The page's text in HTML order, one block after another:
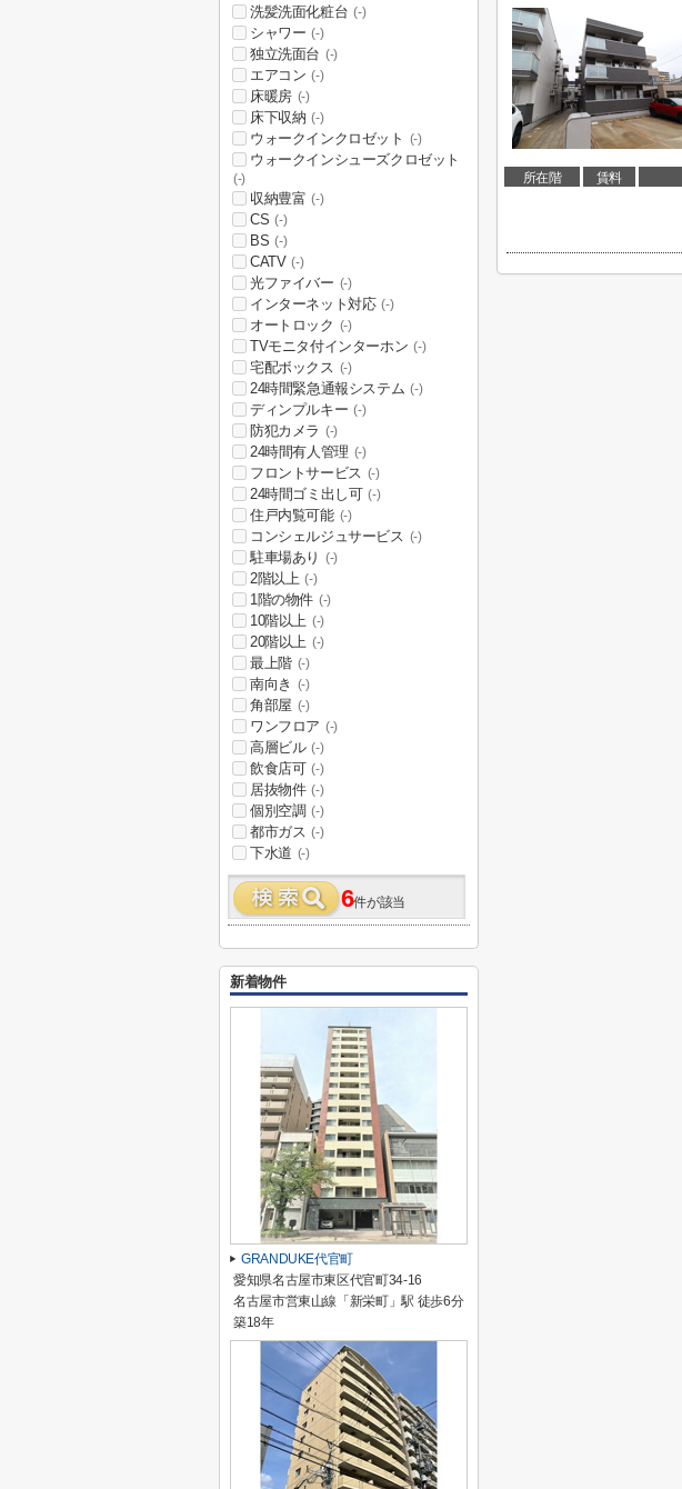
所在階 賃料
洗髪洗面化粧台 (-)
シャワー (-)
独立洗面台 (-)
エアコン (-)
床暖房 (-)
床下収納 (-)
ウォークインクロゼット (-)
ウォークインシューズクロゼット
(-)
収納豊富 (-)
CS (-)
BS (-)
CATV (-)
光ファイバー (-)
インターネット対応 (-)
オートロック (-)
TVモニタ付インターホン (-)
宅配ボックス (-)
24時間緊急通報システム (-)
ディンプルキー (-)
防犯カメラ (-)
24時間有人管理 (-)
フロントサービス (-)
24時間ゴミ出し可 (-)
住戸内覧可能 (-)
コンシェルジュサービス (-)
駐車場あり (-)
2階以上 (-)
1階の物件 (-)
10階以上 (-)
20階以上 (-)
最上階 (-)
南向き (-)
角部屋 (-)
ワンフロア (-)
高層ビル (-)
飲食店可 (-)
居抜物件 (-)
個別空調 (-)
都市ガス (-)
下水道 (-)
6件が該当
新着物件
GRANDUKE代官町
愛知県名古屋市東区代官町34-16
名古屋市営東山線「新栄町」駅 徒歩6分
築18年